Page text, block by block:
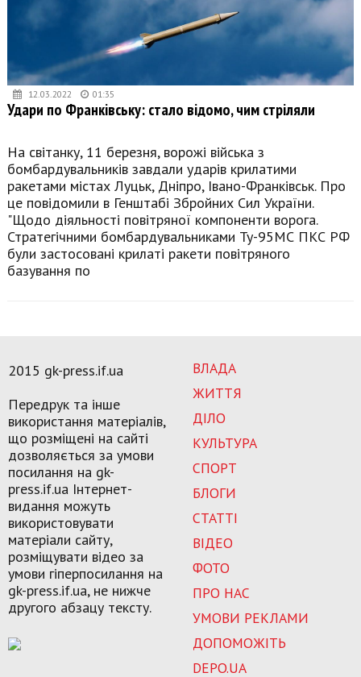
12.03.2022 01:35
Удари по Франківську: стало відомо, чим стріляли
На світанку, 11 березня, ворожі війська з
бомбардувальників завдали ударів крилатими
ракетами містах Луцьк, Дніпро, Івано-Франківськ. Про
це повідомили в Генштабі Збройних Сил України.
"Щодо діяльності повітряної компоненти ворога.
Стратегічними бомбардувальниками Ту-95МС ПКС РФ
були застосовані крилаті ракети повітряного
базування по
ВЛАДА
ЖИТТЯ
ДІЛО
КУЛЬТУРА
СПОРТ
БЛОГИ
СТАТТІ
ВІДЕО
ФОТО
ПРО НАС
УМОВИ РЕКЛАМИ
ДОПОМОЖІТЬ
DEPO.UA
2015 gk-press.if.ua
Передрук та інше
використання матеріалів,
що розміщені на сайті
дозволяється за умови
посилання на gk-
press.if.ua Інтернет-
видання можуть
використовувати
матеріали сайту,
розміщувати відео за
умови гіперпосилання на
gk-press.if.ua, не нижче
другого абзацу тексту.